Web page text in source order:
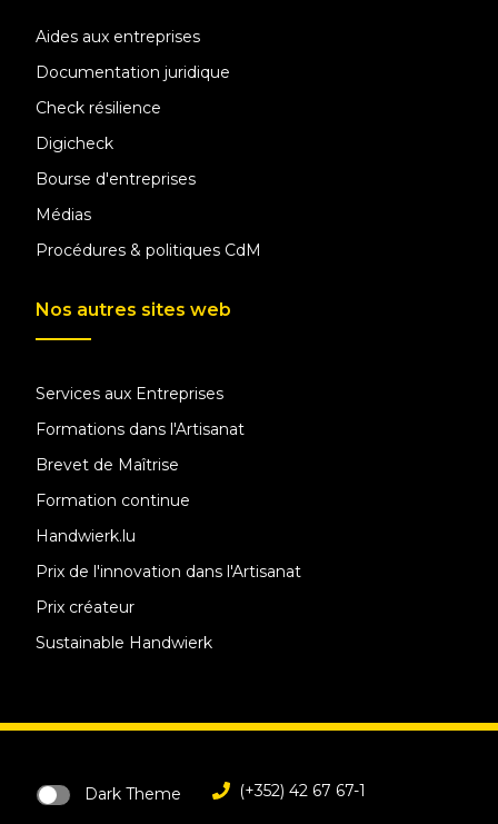
Aides aux entreprises
Documentation juridique
Check résilience
Digicheck
Bourse d'entreprises
Médias
Procédures & politiques CdM
Nos autres sites web
Services aux Entreprises
Formations dans l'Artisanat
Brevet de Maîtrise
Formation continue
Handwierk.lu
Prix de l'innovation dans l'Artisanat
Prix créateur
Sustainable Handwierk
Dark Theme (+352) 42 67 67-1